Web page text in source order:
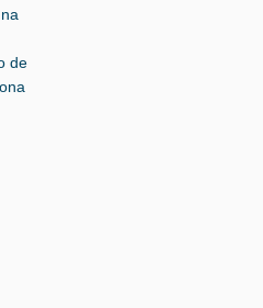
de